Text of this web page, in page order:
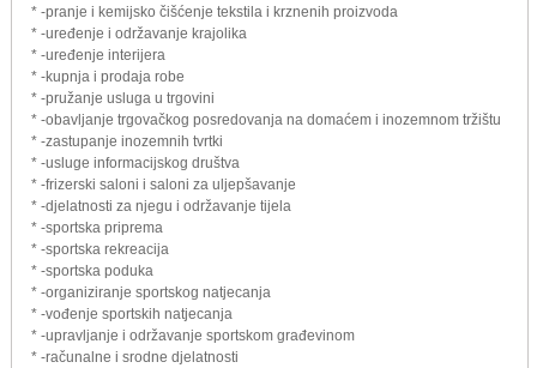
* -pranje i kemijsko čišćenje tekstila i krznenih proizvoda
* -uređenje i održavanje krajolika
* -uređenje interijera
* -kupnja i prodaja robe
* -pružanje usluga u trgovini
* -obavljanje trgovačkog posredovanja na domaćem i inozemnom tržištu
* -zastupanje inozemnih tvrtki
* -usluge informacijskog društva
* -frizerski saloni i saloni za uljepšavanje
* -djelatnosti za njegu i održavanje tijela
* -sportska priprema
* -sportska rekreacija
* -sportska poduka
* -organiziranje sportskog natjecanja
* -vođenje sportskih natjecanja
* -upravljanje i održavanje sportskom građevinom
* -računalne i srodne djelatnosti